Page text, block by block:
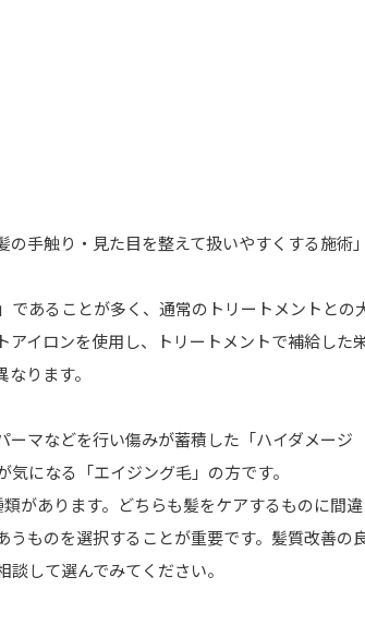
手触り・見た目を整えて扱いやすくする施術」
あることが多く、通常のトリートメントとの
イロンを使用し、トリートメントで補給した
ります。
マなどを行い傷みが蓄積した「ハイダメージ
になる「エイジング毛」の方です。
があります。どちらも髪をケアするものに間違
ものを選択することが重要です。髪質改善の
して選んでみてください。